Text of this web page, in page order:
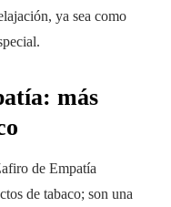
ya sea como
más
de Empatía
de tabaco; son una